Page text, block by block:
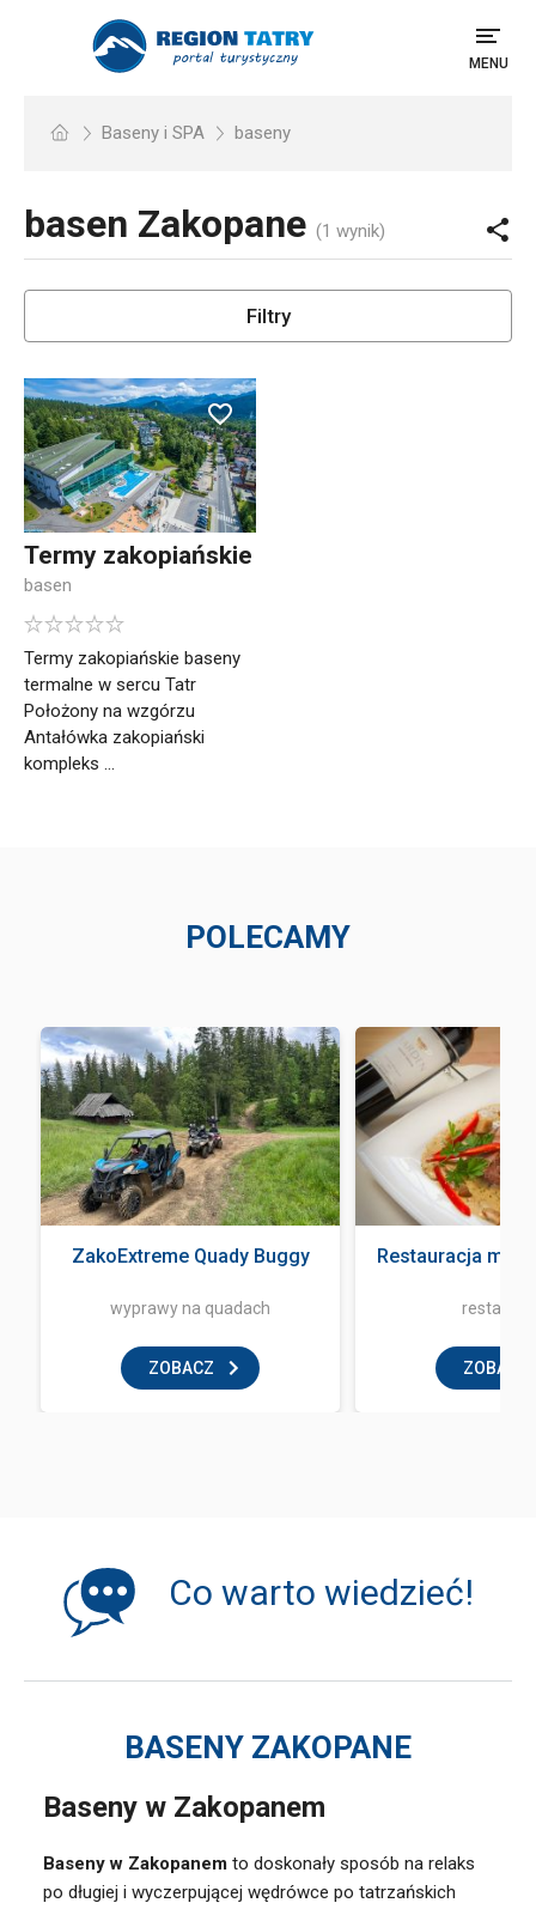
MENU
Baseny i SPA baseny
basen Zakopane (1 wynik)
Filtry
Termy zakopiańskie
basen
Termy zakopiańskie baseny
termalne w sercu Tatr
Położony na wzgórzu
Antałówka zakopiański
kompleks ...
POLECAMY
ZakoExtreme Quady Buggy
wyprawy na quadach
ZOBACZ
Restauracja
ZOBACZ
Co warto wiedzieć!
BASENY ZAKOPANE
Baseny w Zakopanem
Baseny w Zakopanem to doskonały sposób na relaks
po długiej i wyczerpującej wędrówce po tatrzańskich